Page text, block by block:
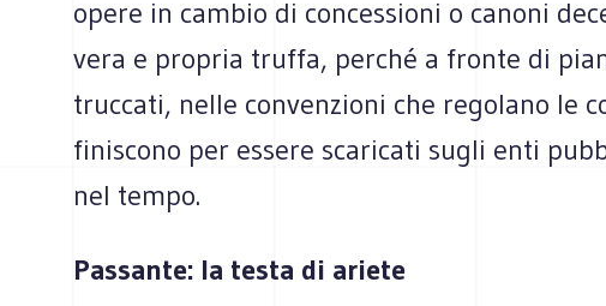
opere in cambio di concessioni o canoni
vera e propria truffa, perché a fronte di
truccati, nelle convenzioni che regolano le
finiscono per essere scaricati sugli enti
nel tempo.
Passante: la testa di ariete